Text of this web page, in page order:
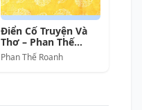
Điển Cố Truyện Và
Thơ – Phan Thế
Roanh full prc pdf
epub azw3 [Thơ Ca]
Phan Thế Roanh